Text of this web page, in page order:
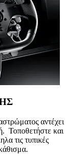
αντέχει
Τοποθετήστε και
τις τυπικές